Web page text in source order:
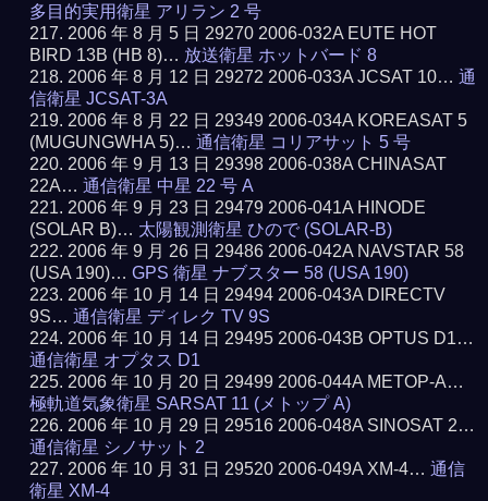
多目的実用衛星 アリラン 2 号
2006 年 8 月 5 日 29270 2006-032A EUTE HOT
BIRD 13B (HB 8)… 放送衛星 ホットバード 8
2006 年 8 月 12 日 29272 2006-033A JCSAT 10…通
信衛星 JCSAT-3A
2006 年 8 月 22 日 29349 2006-034A KOREASAT 5
(MUGUNGWHA 5)…通信衛星 コリアサット 5 号
2006 年 9 月 13 日 29398 2006-038A CHINASAT
22A…通信衛星 中星 22 号 A
2006 年 9 月 23 日 29479 2006-041A HINODE
(SOLAR B)… 太陽観測衛星 ひので (SOLAR-B)
2006 年 9 月 26 日 29486 2006-042A NAVSTAR 58
(USA 190)…GPS 衛星 ナブスター 58 (USA 190)
2006 年 10 月 14 日 29494 2006-043A DIRECTV
9S…通信衛星 ディレク TV 9S
2006 年 10 月 14 日 29495 2006-043B OPTUS D1…
通信衛星 オプタス D1
2006 年 10 月 20 日 29499 2006-044A METOP-A…
極軌道気象衛星 SARSAT 11 (メトップ A)
2006 年 10 月 29 日 29516 2006-048A SINOSAT 2…
通信衛星 シノサット 2
2006 年 10 月 31 日 29520 2006-049A XM-4…通信
衛星 XM-4